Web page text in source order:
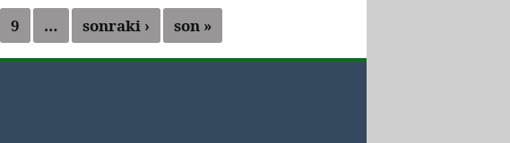
9 … sonraki › son »